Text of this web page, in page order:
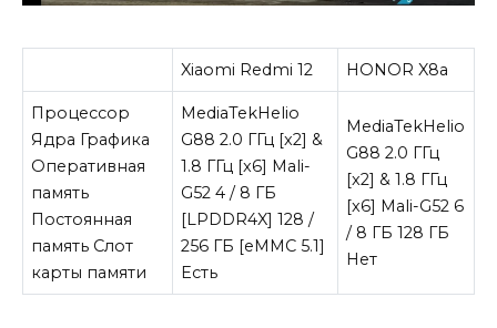
Xiaomi Redmi 12 HONOR X8a
Процессор
Ядра Графика
Оперативная
память
Постоянная
память Слот
карты памяти
MediaTekHelio
G88 2.0 ГГц [x2] &
1.8 ГГц [x6] Mali-
G52 4 / 8 ГБ
[LPDDR4X] 128 /
256 ГБ [eMMC 5.1]
Есть
MediaTekHelio
G88 2.0 ГГц
[x2] & 1.8 ГГц
[x6] Mali-G52 6
/ 8 ГБ 128 ГБ
Нет